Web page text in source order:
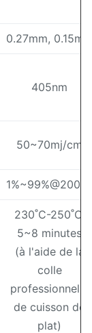
0.27mm,
405nm
50~70mj/cm
1%~99%@200lpi
230˚C-250˚C,
5~8 minutes
(à l'aide de la
colle
professionnelle
de cuisson de
plat)